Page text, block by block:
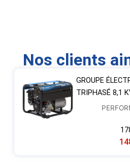
Nos clients
GROUPE
TRIPHASÉ 8,1